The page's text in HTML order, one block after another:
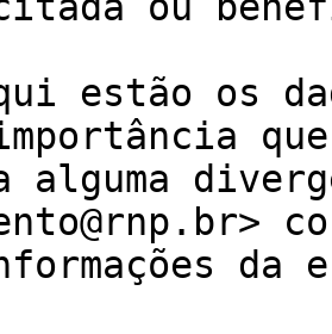
estão os
alguma
da